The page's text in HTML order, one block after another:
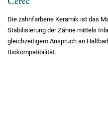
Die zahnfarbene Keramik ist das
Stabilisierung der Zähne mittels
gleichzeitigem Anspruch an
Biokompatibilität.